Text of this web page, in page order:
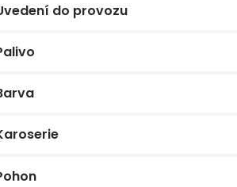
do provozu